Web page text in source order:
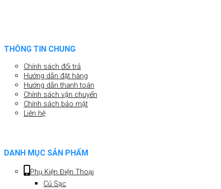
THÔNG TIN CHUNG
Chính sách đổi trả
Hướng dẫn đặt hàng
Hướng dẫn thanh toán
Chính sách vận chuyển
Chính sách bảo mật
Liên hệ
DANH MỤC SẢN PHẨM
Phụ Kiện Điện Thoại
Củ Sạc